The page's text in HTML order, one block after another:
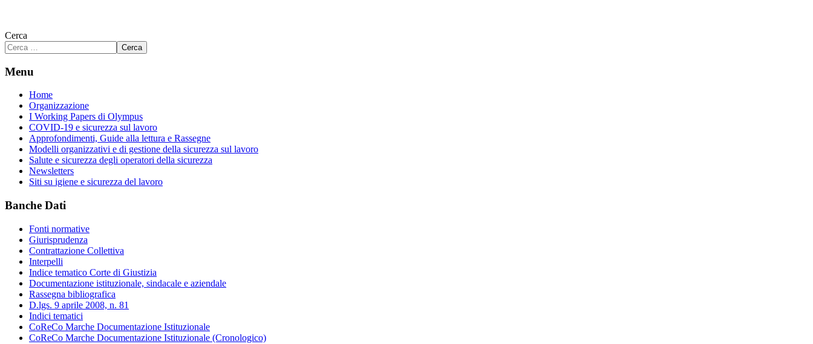
Cerca
Cerca
Menu
Home
Organizzazione
I Working Papers di Olympus
COVID-19 e sicurezza sul lavoro
Approfondimenti, Guide alla lettura e Rassegne
Modelli organizzativi e di gestione della sicurezza sul lavoro
Salute e sicurezza degli operatori della sicurezza
Newsletters
Siti su igiene e sicurezza del lavoro
Banche Dati
Fonti normative
Giurisprudenza
Contrattazione Collettiva
Interpelli
Indice tematico Corte di Giustizia
Documentazione istituzionale, sindacale e aziendale
Rassegna bibliografica
D.lgs. 9 aprile 2008, n. 81
Indici tematici
CoReCo Marche Documentazione Istituzionale
CoReCo Marche Documentazione Istituzionale (Cronologico)